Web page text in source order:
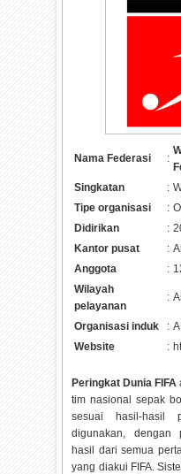
Nama Federasi :
Singkatan
:
Tipe organisasi
:
Didirikan
:
Kantor pusat
:
Anggota
:
Wilayah
pelayanan
:
Organisasi induk :
Website
:
Peringkat Dunia FIFA
tim nasional sepak
sesuai hasil-hasil
digunakan, dengan
hasil dari semua
yang diakui FIFA.